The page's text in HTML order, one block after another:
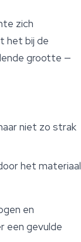
zich
het bij de
grootte —
niet zo strak
het materiaal
en
een gevulde